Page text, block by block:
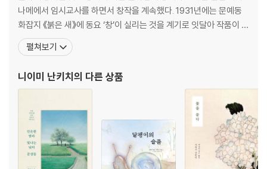
나메에서 임시교사를 하면서 창작을 계속했다. 1931년에는 문예동
화잡지 《붉은 새》에 동요 ‘창’이 실리는 것을 계기로 잇달아 작품이 채
택되었다. 그 후 도쿄외국어대학교에 진학했고 졸업 후에는 고향의
여자고등학교에서 교원으로 근무하면서 창작활동을 계속했다.그러
렇지만 금빛여우로 대표되는 110여 편의 동화와 60편
펼쳐보기
니이미 난키치 의 다른 상품